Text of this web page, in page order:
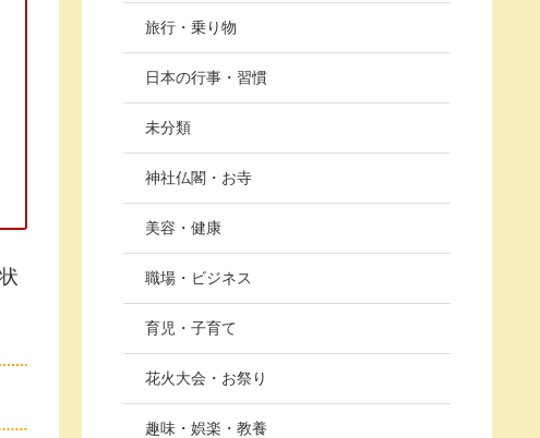
旅行・乗り物
日本の行事・習慣
未分類
神社仏閣・お寺
美容・健康
職場・ビジネス
育児・子育て
花火大会・お祭り
趣味・娯楽・教養